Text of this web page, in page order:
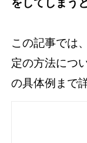
この記事では
定の方法につ
の具体例まで